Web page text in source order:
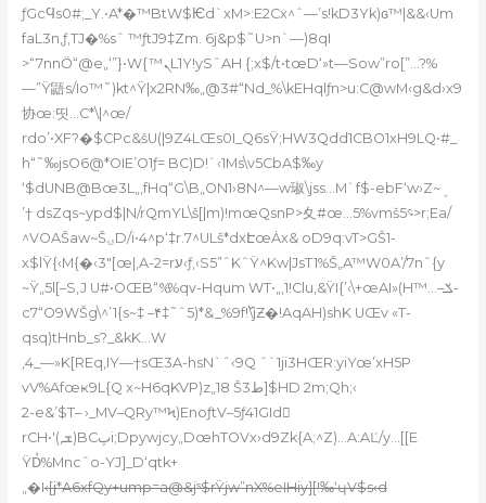
ƒGcϤs0#;_Y.•A*�™BtW$Ѥd`xM>:E2Cx^ˆ—’s!kD3Yk)ɢ™|&&‹Um
faL3n,ƒ‚TJ�%sˆ ™ƒtJ9‡Zm. 6j&p$˜U>n`—)8qI
>“7nnӦ“@e„‘”}•W{™ܢL1Y!ySˆAH {;x$/t•tœD‘»t—Sow”ro[”…?%
—”Ÿ鼯s/Io™˜)kt^Ÿ|x2RN‰„@3#“Nd_%\kEHqlƒn>u:C@wM‹g&d›x9
协œ:띳…C*\|^œ/
rdo’•XF?�$CPc&šU(|9Z4LŒs0I_Q6sŸ;HW3Qdd1CBO1xH9LQ•#_
h“˜‰jsO6@*OIE’O1ƒ= BC)D!`‹1Ms\v5CbA$‰y
‘$dUNB@Bœ3L„,fHq“G\B„ON1›8N^—w琡\jss…M`f$-ebF‘w›Z~ܱ
’† dsZqs~ypd$|N/rQmYL\š[|m)!mœQsnP>⼢#œ…5%vmš؝5>r;Ea/
^VOAŠaw~ŠۍD/i•4^p‘‡r.7^ULš*dxԷœȦx& oD9q:vT>GŠ1-
x$lŸ{‹M{�‹3″[œ|,A-2=rע‹ƒ,‹S5”ˆKˆŸ^Kw|JsT1%Š„A™W0A’/7nˆ{y
~Ÿ„5l[–S,J U#•OŒB“%%qv-Hqum WT•„,1!Clu‚&ŸI{’‹\+œAI»(H™…–ݎ-
c7“O9WŠg\^’1{s~‡ –۴‡˜ˆ5)*&_%9f!߰\jƵ�!AqAH)shK UŒv «T-
qsq)tHnb_s?_&kK…W
‚4_—»K[REq‚IY—†sŒ3A-hsN`ˆ‹9Q ˆ`1ji3HŒR:yiYœ’xH5P
vV%Afœҝ9L{Q x~H6qKVP)z„18 Šط3]$HD 2m;Qh;‹
2-e&’$T– ›_MV–QRy™Ϟ)EnoƒtV–5ƒ41GId𪿲
rCH•'(,ܫ)BCپi;Dpywjcy„DœhTOVx›d9Zk{A;^Z)…A:AĽ/y…[[E
ŸDᷬ%Mncˆo-YJ]_D‘qtk+
„�I‹[ϳ*A6xfQy+ump=a@&jˢ$rŸjw”nX%eIHiy][!‰‘ɥV$s‹d